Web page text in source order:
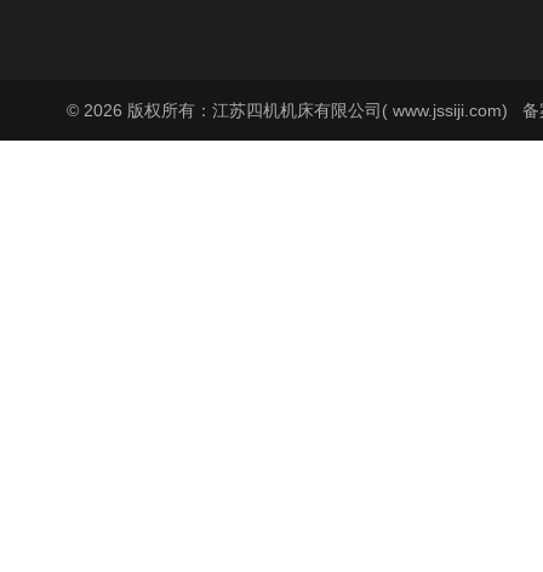
© 2026 版权所有：江苏四机机床有限公司( www.jssiji.com) 备